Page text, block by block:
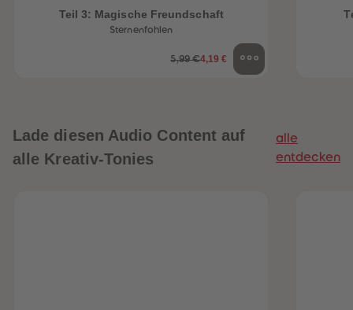
Teil 3: Magische Freundschaft
Sternenfohlen
5,99 €4,19 €
Lade diesen Audio Content auf
alle Kreativ-Tonies
alle
entdecken